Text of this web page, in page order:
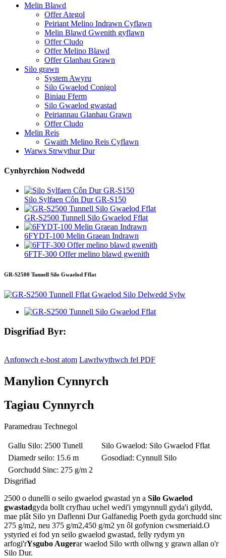
Melin Blawd
Offer Ategol
Peiriant Melino Indrawn Cyflawn
Melin Blawd Gwenith gyflawn
Offer Cludo
Offer Melino Blawd
Offer Glanhau Grawn
Silo grawn
System Awyru
Silo Gwaelod Conigol
Biniau Fferm
Silo Gwaelod gwastad
Peiriannau Glanhau Grawn
Offer Cludo
Melin Reis
Gwaith Melino Reis Cyflawn
Warws Strwythur Dur
Cynhyrchion Nodwedd
Silo Sylfaen Côn Dur GR-S150
GR-S2500 Tunnell Silo Gwaelod Fflat
6FYDT-100 Melin Graean Indrawn
6FTF-300 Offer melino blawd gwenith
GR-S2500 Tunnell Silo Gwaelod Fflat
Disgrifiad Byr:
Anfonwch e-bost atom Lawrlwythwch fel PDF
Manylion Cynnyrch
Tagiau Cynnyrch
Paramedrau Technegol
Gallu Silo: 2500 Tunell Silo Gwaelod: Silo Gwaelod Fflat
Diamedr seilo: 15.6 m Gosodiad: Cynnull Silo
Gorchudd Sinc: 275 g/m 2
Disgrifiad
2500 o dunelli o seilo gwaelod gwastad yn a Silo Gwaelod
gwastadgyda bollt cryfhau uchel wedi'i ymgynnull gyda'i gilydd,
mae plât Silo yn Daflenni Dur Galfanedig Poeth gyda gorchudd sinc
275 g/m2, neu 375 g/m2,450 g/m2 yn ôl gofynion cwsmeriaid.O
ystyried ei fod yn seilo gwaelod gwastad, felly rydym yn
arfogi'rYsgubo Augerar waelod Silo wrth ollwng y grawn allan o'r
Silo Dur.